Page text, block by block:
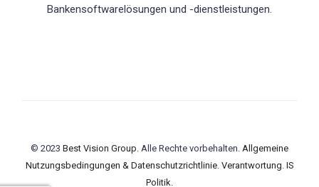
Bankensoftwarelösungen und -dienstleistungen.
© 2023 Best Vision Group. Alle Rechte vorbehalten. Allgemeine
Nutzungsbedingungen & Datenschutzrichtlinie. Verantwortung. IS
Politik.